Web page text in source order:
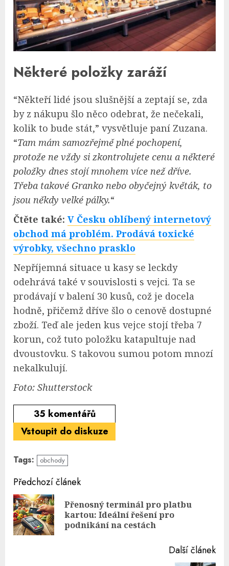
Některé položky zaráží
“Někteří lidé jsou slušnější a zeptají se, zda
by z nákupu šlo něco odebrat, že nečekali,
kolik to bude stát,” vysvětluje paní Zuzana.
“Tam mám samozřejmě plné pochopení,
protože ne vždy si zkontrolujete cenu a některé
položky dnes stojí mnohem více než dříve.
Třeba takové Granko nebo obyčejný květák, to
jsou někdy velké pálky.“
Čtěte také: V Česku oblíbený internetový
obchod má problém. Prodává toxické
výrobky, všechno prasklo
Nepříjemná situace u kasy se leckdy
odehrává také v souvislosti s vejci. Ta se
prodávají v balení 30 kusů, což je docela
hodně, přičemž dříve šlo o cenově dostupné
zboží. Teď ale jeden kus vejce stojí třeba 7
korun, což tuto položku katapultuje nad
dvoustovku. S takovou sumou potom mnozí
nekalkulují.
Foto: Shutterstock
35 komentářů
Vstoupit do diskuze
Tags: obchody
Continue
Reading
Předchozí článek
Přenosný terminál pro platbu
kartou: Ideální řešení pro
podnikání na cestách
Další článek